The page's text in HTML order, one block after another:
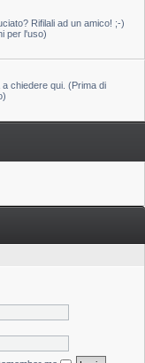
Rifilali ad un amico! ;-)
per l'uso)
chiedere qui. (Prima di